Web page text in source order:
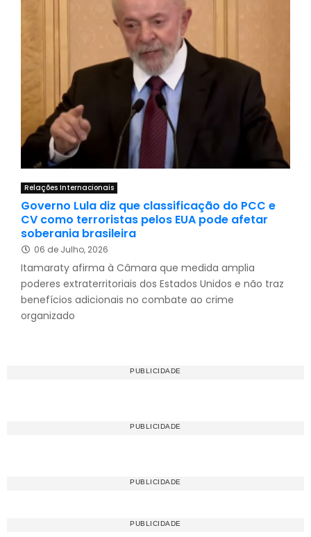
Relações Internacionais
Governo Lula diz que classificação do PCC e
CV como terroristas pelos EUA pode afetar
soberania brasileira
06 de Julho, 2026
Itamaraty afirma à Câmara que medida amplia
poderes extraterritoriais dos Estados Unidos e não traz
benefícios adicionais no combate ao crime
organizado